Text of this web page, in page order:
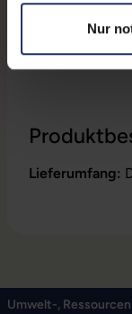
Nur
Lieferumfang:
Gewicht:
Umwelt-,